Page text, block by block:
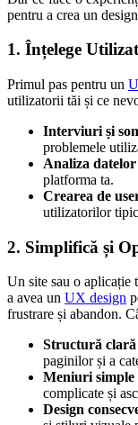
pentru a crea un
1. Înțelege
Primul pas pentru un
utilizatorii tăi și ce
Interviuri și
problemele
Analiza datelor
platforma ta.
Crearea de
utilizatorilor
2. Simplifică și
Un site sau o aplicație
a avea un UX design
frustrare și abandon.
Structură
paginilor și a
Meniuri simple
complicate și
Design